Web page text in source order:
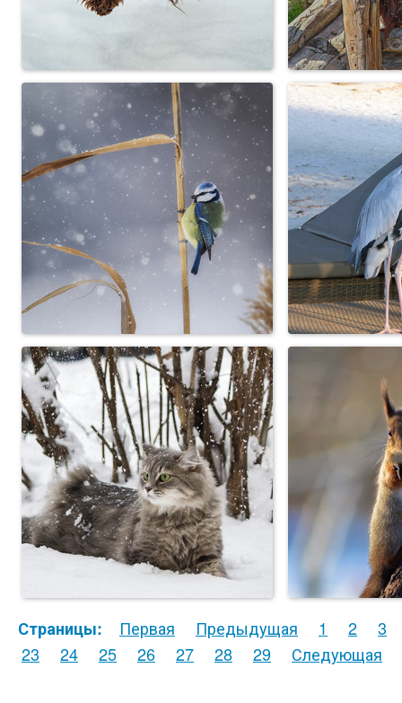
Страницы: Первая Предыдущая 1 2
3
23
24 25 26 27 28 29 Следующая